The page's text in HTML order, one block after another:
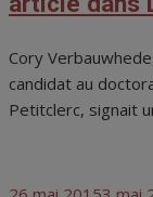
Cory
candidat au
Petitclerc, signait
Posted